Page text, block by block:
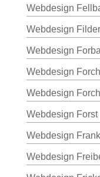
Webdesign
Webdesign
Webdesign
Webdesign
Webdesign
Webdesign Forst
Webdesign
Webdesign